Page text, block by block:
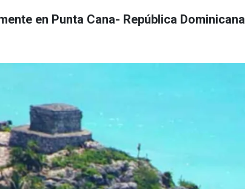
en Punta Cana- República Dominicana